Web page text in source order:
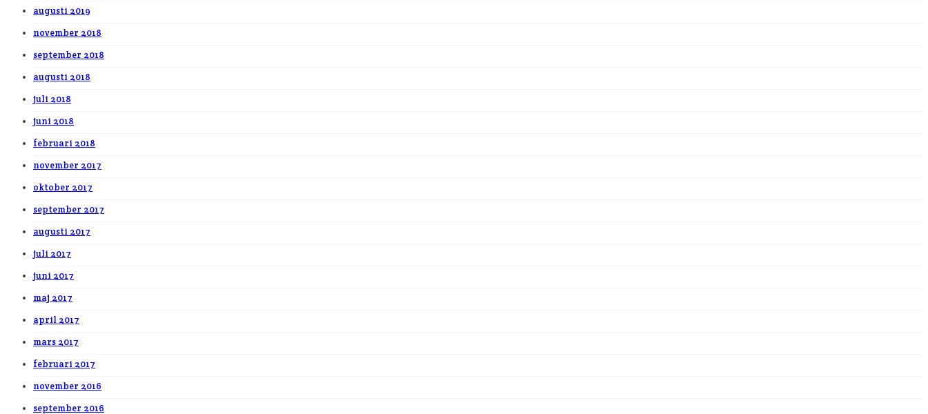
augusti 2019
november 2018
september 2018
augusti 2018
juli 2018
juni 2018
februari 2018
november 2017
oktober 2017
september 2017
augusti 2017
juli 2017
juni 2017
maj 2017
april 2017
mars 2017
februari 2017
november 2016
september 2016